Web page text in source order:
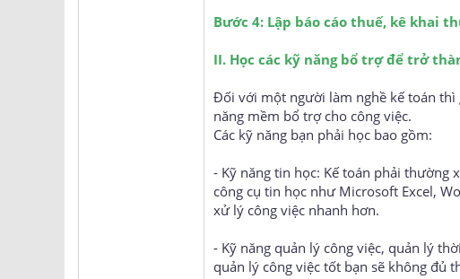
Bước 4: Lập báo cáo thuế, kê khai
II. Học các kỹ năng bổ trợ để trở
Đối với một người làm nghề kế toán thì
năng mềm bổ trợ cho công việc.
Các kỹ năng bạn phải học bao gồm:
- Kỹ năng tin học: Kế toán phải thường
công cụ tin học như Microsoft Excel,
xử lý công việc nhanh hơn.
- Kỹ năng quản lý công việc, quản lý
quản lý công việc tốt bạn sẽ không đủ